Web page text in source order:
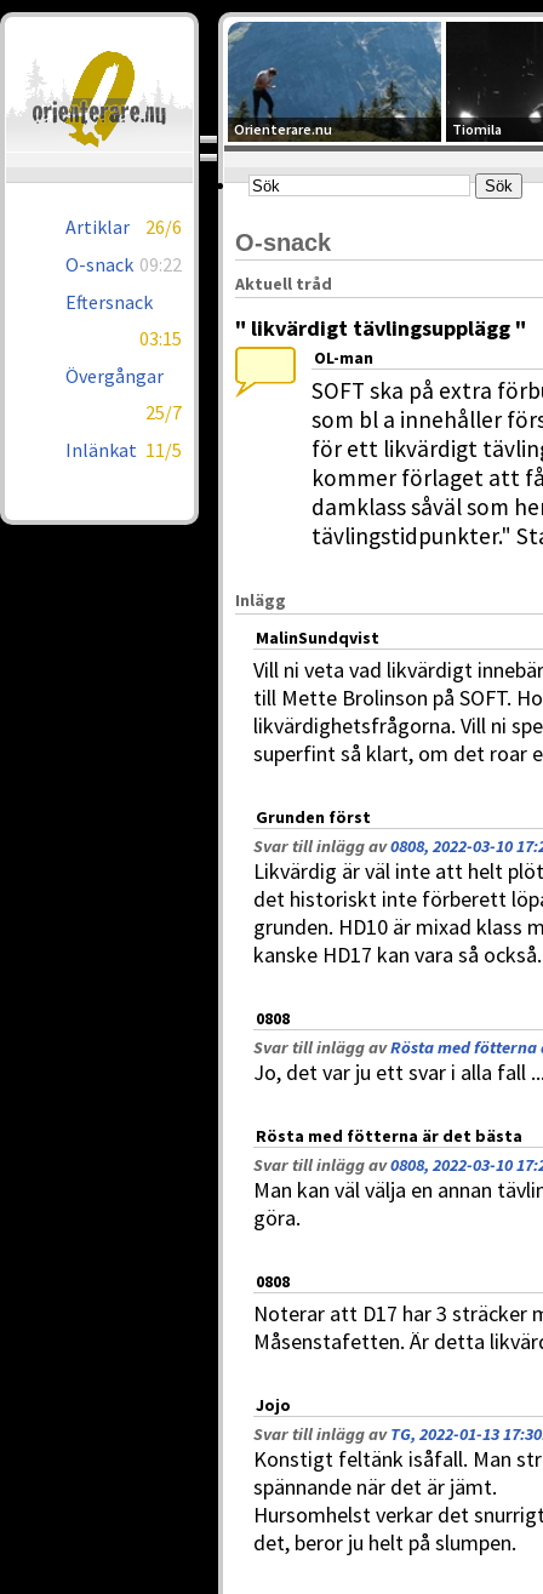
Artiklar
26/6
O-snack 09:22
Eftersnack
03:15
Övergångar
25/7
Inlänkat 11/5
Orienterare.nu Tiomila
O-snack
Aktuell tråd
" likvärdigt tävlingsupplägg "
OL-man
SOFT ska på extra
som bl a innehåller
för ett likvärdigt
kommer förlaget att
damklass såväl som
tävlingstidpunkter."
Inlägg
MalinSundqvist
Vill ni veta vad likvärdigt
till Mette Brolinson på SOFT.
likvärdighetsfrågorna. Vill ni
superfint så klart, om det roar
Grunden först
Svar till inlägg av0808, 2022-03-10
Likvärdig är väl inte att helt
det historiskt inte förberett
grunden. HD10 är mixad klass
kanske HD17 kan vara så
0808
Svar till inlägg avRösta med fötterna
Jo, det var ju ett svar i alla fall
Rösta med fötterna är det bästa
Svar till inlägg av0808, 2022-03-10
Man kan väl välja en annan
göra.
0808
Noterar att D17 har 3 sträcker
Måsenstafetten. Är detta
Jojo
Svar till inlägg avTG, 2022-01-13 17:30
Konstigt feltänk isåfall. Man
spännande när det är jämt.
Hursomhelst verkar det
det, beror ju helt på slumpen.